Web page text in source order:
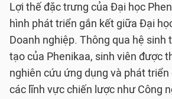
Lợi thế đặc trưng của Đại học
hình phát triển gắn kết giữa Đại
Doanh nghiệp. Thông qua hệ sinh
tạo của Phenikaa, sinh viên được
nghiên cứu ứng dụng và phát
các lĩnh vực chiến lược như Công